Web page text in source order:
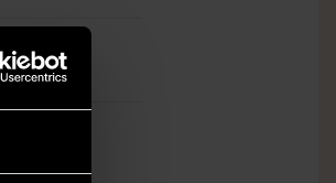
i lager.